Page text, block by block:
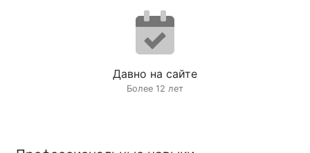
Давно на сайте
Более 12 лет